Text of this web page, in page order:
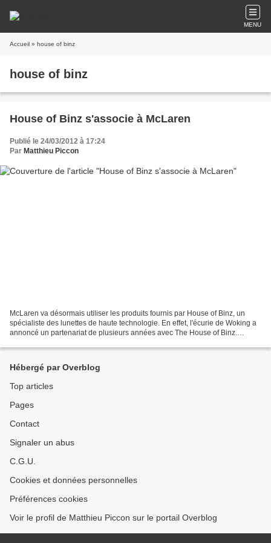
MENU
Accueil » house of binz
house of binz
House of Binz s'associe à McLaren
Publié le 24/03/2012 à 17:24
Par Matthieu Piccon
McLaren va désormais utiliser les produits fournis par House of Binz, un
spécialiste des lunettes de haute technologie. En effet, l'écurie de Woking a
annoncé un partenariat de plusieurs années avec The House of Binz.
Hébergé par Overblog
Top articles
Pages
Contact
Signaler un abus
C.G.U.
Cookies et données personnelles
Préférences cookies
Voir le profil de Matthieu Piccon sur le portail Overblog